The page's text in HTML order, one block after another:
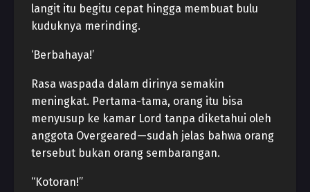
langit itu begitu cepat hingga membuat bulu
kuduknya merinding.
‘Berbahaya!’
Rasa waspada dalam dirinya semakin
meningkat. Pertama-tama, orang itu bisa
menyusup ke kamar Lord tanpa diketahui oleh
anggota Overgeared—sudah jelas bahwa orang
tersebut bukan orang sembarangan.
“Kotoran!”